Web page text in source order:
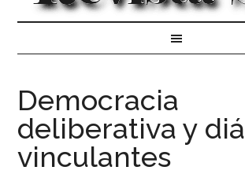
Democracia
deliberativa y
vinculantes